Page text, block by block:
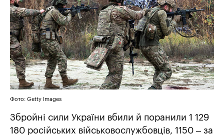
Фото: Getty Images
Збройні сили України вбили й поранили 1 129
180 російських військовослужбовців, 1150 – за